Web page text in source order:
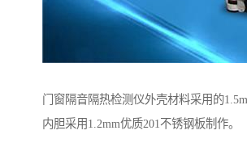
门窗隔音隔热检测仪外壳材料采用的
内胆采用1.2mm优质201不锈钢板制作。